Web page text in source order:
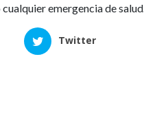
emergencia de salud.
Twitter